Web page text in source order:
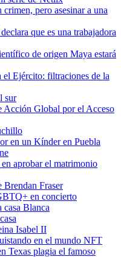
pero asesinar a una
que es una trabajadora
de origen Maya estará
el Ejército: filtraciones de la
sur
Acción Global por el Acceso
en un Kínder en Puebla
aprobar el matrimonio
Brendan Fraser
en concierto
casa Blanca
Isabel II
en el mundo NFT
Texas plagia el famoso